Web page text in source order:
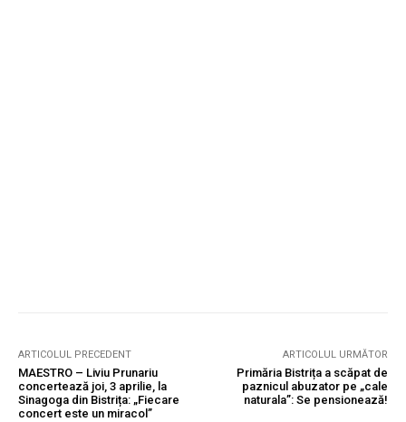
ARTICOLUL PRECEDENT
MAESTRO – Liviu Prunariu
concertează joi, 3 aprilie, la
Sinagoga din Bistrița: „Fiecare
concert este un miracol”
ARTICOLUL URMĂTOR
Primăria Bistrița a scăpat de
paznicul abuzator pe „cale
naturala”: Se pensionează!